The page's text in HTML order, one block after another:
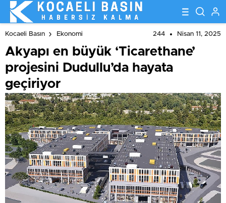
Kocaeli Basın Ekonomi 244 Nisan 11, 2025
Akyapı en büyük ‘Ticarethane’
projesini Dudullu’da hayata
geçiriyor